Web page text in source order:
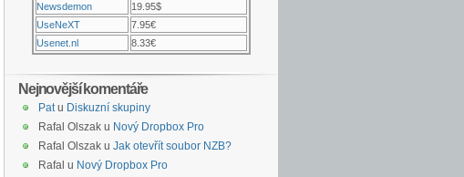
Newsdemon
19.95$
UseNeXT
7.95€
Usenet.nl
8.33€
Nejnovější komentáře
Patu Diskuzní skupiny
Rafal Olszak u Nový Dropbox Pro
Rafal Olszak u Jak otevřít soubor NZB?
Rafal u Nový Dropbox Pro